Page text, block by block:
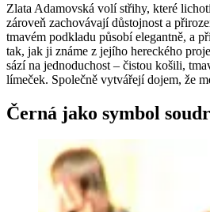
Zlata Adamovská volí střihy, které
zároveň zachovávají důstojnost a
tmavém podkladu působí elegantně, a
tak, jak ji známe z jejího hereckého
sází na jednoduchost – čistou košili,
límeček. Společně vytvářejí dojem, že
Černá jako symbol